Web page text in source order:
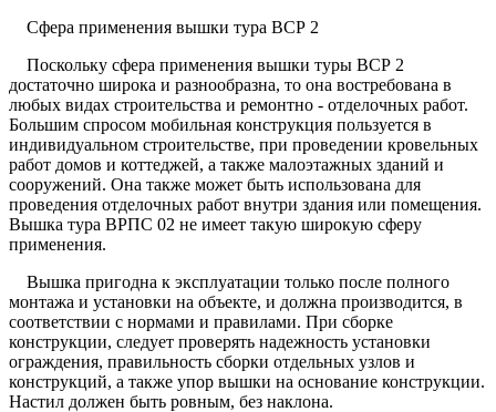
Сфера применения вышки тура ВСР 2
Поскольку сфера применения вышки туры ВСР 2
достаточно широка и разнообразна, то она востребована в
любых видах строительства и ремонтно - отделочных работ.
Большим спросом мобильная конструкция пользуется в
индивидуальном строительстве, при проведении кровельных
работ домов и коттеджей, а также малоэтажных зданий и
сооружений. Она также может быть использована для
проведения отделочных работ внутри здания или помещения.
Вышка тура ВРПС 02 не имеет такую широкую сферу
применения.
Вышка пригодна к эксплуатации только после полного
монтажа и установки на объекте, и должна производится, в
соответствии с нормами и правилами. При сборке
конструкции, следует проверять надежность установки
ограждения, правильность сборки отдельных узлов и
конструкций, а также упор вышки на основание конструкции.
Настил должен быть ровным, без наклона.